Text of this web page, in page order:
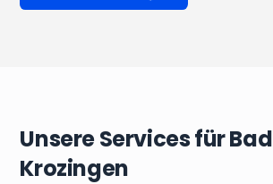
Unsere Services für Bad
Krozingen